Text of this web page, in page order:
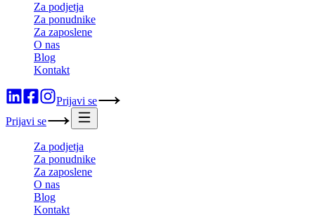
Za podjetja
Za ponudnike
Za zaposlene
O nas
Blog
Kontakt
Prijavi se
Prijavi se
Za podjetja
Za ponudnike
Za zaposlene
O nas
Blog
Kontakt